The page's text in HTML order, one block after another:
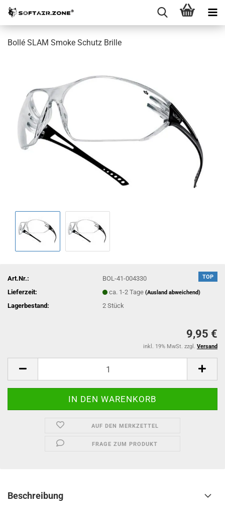
Bollé SLAM Smoke Schutz Brille
TOP
Art.Nr.:
BOL-41-004330
Lieferzeit:
ca. 1-2 Tage(Ausland abweichend)
Lagerbestand: 2Stück
9,95 €
inkl. 19% MwSt. zzgl. Versand
AUF DEN MERKZETTEL
FRAGE ZUM PRODUKT
Beschreibung